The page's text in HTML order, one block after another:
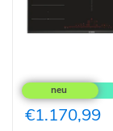
Serie
8
PXV975DV1E
Induktionskochfeld
€1.170,99